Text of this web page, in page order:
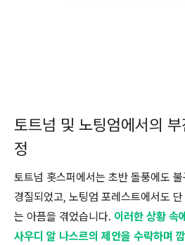
토트넘 및 노팅엄에서의
정
토트넘 홋스퍼에서는 초반 돌풍에도
경질되었고, 노팅엄 포레스트에서도
는 아픔을 겪었습니다. 이러한 상황 속
사우디 알 나스르의 제안을 수락하며